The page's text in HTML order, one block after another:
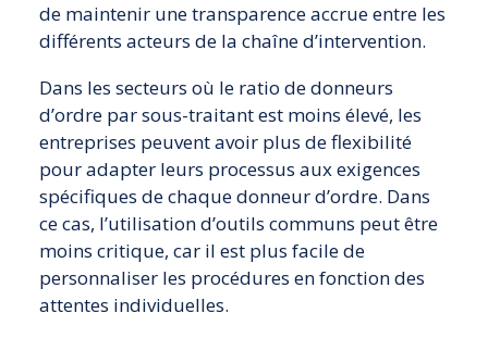
de maintenir une transparence accrue entre les
différents acteurs de la chaîne d’intervention.
Dans les secteurs où le ratio de donneurs
d’ordre par sous-traitant est moins élevé, les
entreprises peuvent avoir plus de flexibilité
pour adapter leurs processus aux exigences
spécifiques de chaque donneur d’ordre. Dans
ce cas, l’utilisation d’outils communs peut être
moins critique, car il est plus facile de
personnaliser les procédures en fonction des
attentes individuelles.